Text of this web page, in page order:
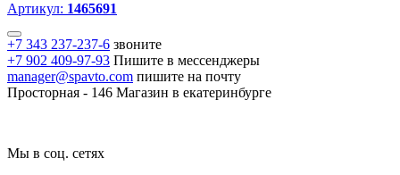
Артикул: 1465691
+7 343 237-237-6 звоните
+7 902 409-97-93 Пишите в мессенджеры
manager@spavto.com пишите на почту
Просторная - 146 Магазин в екатеринбурге
Мы в соц. сетях